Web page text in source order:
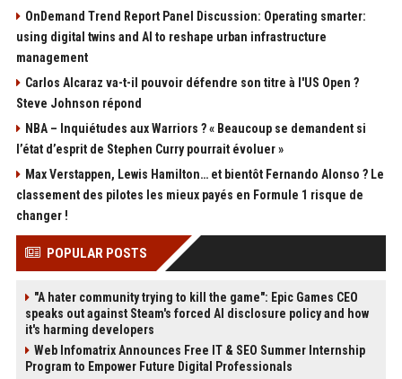
OnDemand Trend Report Panel Discussion: Operating smarter:
using digital twins and AI to reshape urban infrastructure
management
Carlos Alcaraz va-t-il pouvoir défendre son titre à l'US Open ?
Steve Johnson répond
NBA – Inquiétudes aux Warriors ? « Beaucoup se demandent si
l’état d’esprit de Stephen Curry pourrait évoluer »
Max Verstappen, Lewis Hamilton… et bientôt Fernando Alonso ? Le
classement des pilotes les mieux payés en Formule 1 risque de
changer !
POPULAR POSTS
"A hater community trying to kill the game": Epic Games CEO
speaks out against Steam's forced AI disclosure policy and how
it's harming developers
Web Infomatrix Announces Free IT & SEO Summer Internship
Program to Empower Future Digital Professionals